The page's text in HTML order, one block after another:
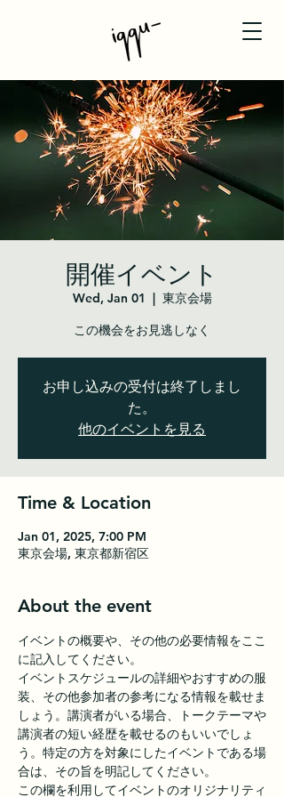
開催イベント
Wed, Jan 01
  |
東京会場
この機会をお見逃しなく
お申し込みの受付は終了しまし
た。
他のイベントを見る
Time & Location
Jan 01, 2025, 7:00 PM
東京会場, 東京都新宿区
About the event
イベントの概要や、その他の必要情報をここ
に記入してください。
イベントスケジュールの詳細やおすすめの服
装、その他参加者の参考になる情報を載せま
しょう。講演者がいる場合、トークテーマや
講演者の短い経歴を載せるのもいいでしょ
う。特定の方を対象にしたイベントである場
合は、その旨を明記してください。
この欄を利用してイベントのオリジナリティ